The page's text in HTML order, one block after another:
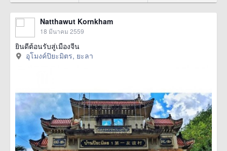
Natthawut Kornkham
18 มีนาคม 2559
ยินดีต้อนรับสู่เมืองจีน
อุโมงค์ปิยะมิตร, ยะลา